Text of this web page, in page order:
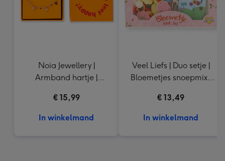
Noia Jewellery |
Armband hartje |
€ 15,99
In winkelmand
Veel Liefs | Duo setje |
Bloemetjes snoepmix |
€ 13,49
In winkelmand